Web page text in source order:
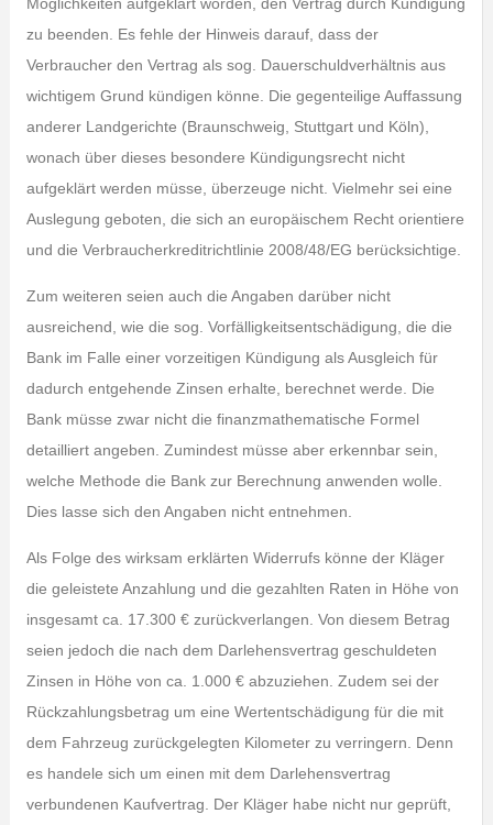
zu beenden. Es fehle der Hinweis darauf, dass der
Verbraucher den Vertrag als sog. Dauerschuldverhältnis aus
wichtigem Grund kündigen könne. Die gegenteilige Auffassung
anderer Landgerichte (Braunschweig, Stuttgart und Köln),
wonach über dieses besondere Kündigungsrecht nicht
aufgeklärt werden müsse, überzeuge nicht. Vielmehr sei eine
Auslegung geboten, die sich an europäischem Recht orientiere
und die Verbraucherkreditrichtlinie 2008/48/EG berücksichtige.
Zum weiteren seien auch die Angaben darüber nicht
ausreichend, wie die sog. Vorfälligkeitsentschädigung, die die
Bank im Falle einer vorzeitigen Kündigung als Ausgleich für
dadurch entgehende Zinsen erhalte, berechnet werde. Die
Bank müsse zwar nicht die finanzmathematische Formel
detailliert angeben. Zumindest müsse aber erkennbar sein,
welche Methode die Bank zur Berechnung anwenden wolle.
Dies lasse sich den Angaben nicht entnehmen.
Als Folge des wirksam erklärten Widerrufs könne der Kläger
die geleistete Anzahlung und die gezahlten Raten in Höhe von
insgesamt ca. 17.300 € zurückverlangen. Von diesem Betrag
seien jedoch die nach dem Darlehensvertrag geschuldeten
Zinsen in Höhe von ca. 1.000 € abzuziehen. Zudem sei der
Rückzahlungsbetrag um eine Wertentschädigung für die mit
dem Fahrzeug zurückgelegten Kilometer zu verringern. Denn
es handele sich um einen mit dem Darlehensvertrag
verbundenen Kaufvertrag. Der Kläger habe nicht nur geprüft,